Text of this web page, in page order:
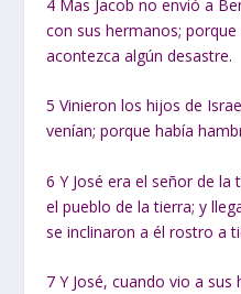
4 Mas Jacob no envió a
con sus hermanos;
acontezca algún desastre.
5Vinieron los hijos de
venían; porque había
6Y José era el señor de
el pueblo de la tierra; y
se inclinaron a él rostro a
7Y José, cuando vio a